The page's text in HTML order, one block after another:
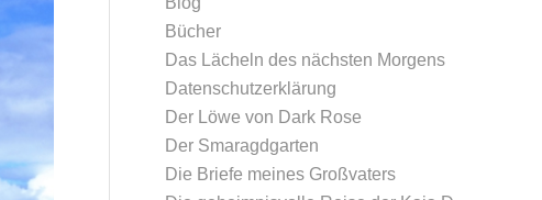
Bücher
Das Lächeln des nächsten Morgens
Datenschutz­erklärung
Der Löwe von Dark Rose
Der Smaragdgarten
Die Briefe meines Großvaters